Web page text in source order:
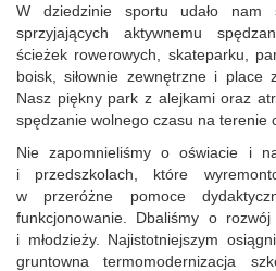
W dziedzinie sportu udało nam
sprzyjających aktywnemu
ścieżek rowerowych, skateparku,
boisk, siłownie zewnętrzne i place
Nasz piękny park z alejkami oraz
spędzanie wolnego czasu na terenie
Nie zapomnieliśmy o oświacie i
i przedszkolach, które
w przeróżne pomoce
funkcjonowanie. Dbaliśmy o
i młodzieży. Najistotniejszym
gruntowna termomodernizacja